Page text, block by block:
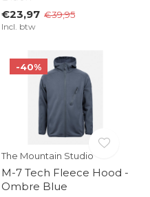
€23,97 €39,95
Incl. btw
-40%
The Mountain Studio
M-7 Tech Fleece Hood -
Ombre Blue